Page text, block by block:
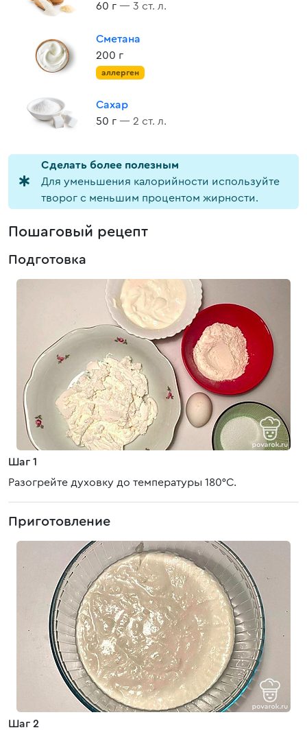
60 г — 3 ст. л.
Сметана
200 г
аллерген
Сахар
50 г — 2 ст. л.
Cделать более полезным
Для уменьшения калорийности используйте
творог с меньшим процентом жирности.
Пошаговый рецепт
Подготовка
Шаг 1
Разогрейте духовку до температуры 180°C.
Приготовление
Шаг 2